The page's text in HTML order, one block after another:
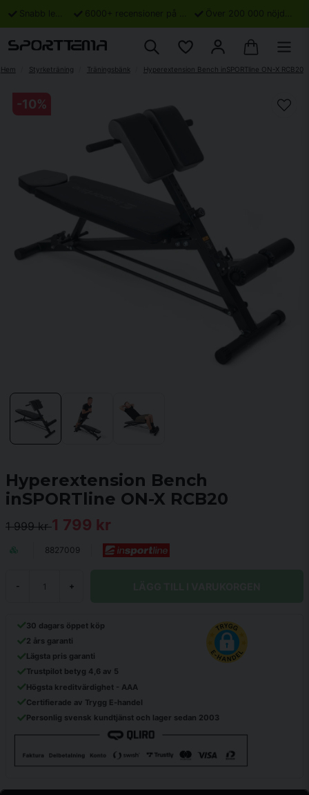
Snabb leverans 6000+ recensioner på Trustpilot Över 200 000 nöjda kunder
Hem Styrketräning Träningsbänk Hyperextension Bench inSPORTline ON-X RCB20
-10%
Hyperextension Bench
inSPORTline ON-X RCB20
1 999 kr1 799 kr
8827009
- +
30 dagars öppet köp
2 års garanti
Lägsta pris garanti
Trustpilot betyg 4,6 av 5
Högsta kreditvärdighet - AAA
Certifierade av Trygg E-handel
Personlig svensk kundtjänst och lager sedan 2003